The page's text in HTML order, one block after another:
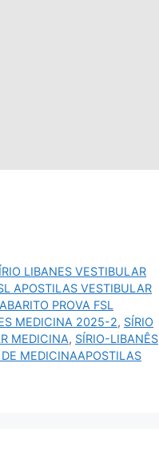
LIBANES VESTIBULAR
APOSTILAS VESTIBULAR
PROVA FSL
MEDICINA 2025-2, SÍRIO
MEDICINA, SÍRIO-LIBANÊS
MEDICINAAPOSTILAS